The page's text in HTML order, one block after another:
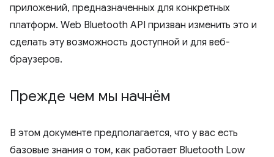
приложений, предназначенных для конкретных
платформ. Web Bluetooth API призван изменить это и
сделать эту возможность доступной и для веб-
браузеров.
Прежде чем мы начнём
В этом документе предполагается, что у вас есть
базовые знания о том, как работает Bluetooth Low